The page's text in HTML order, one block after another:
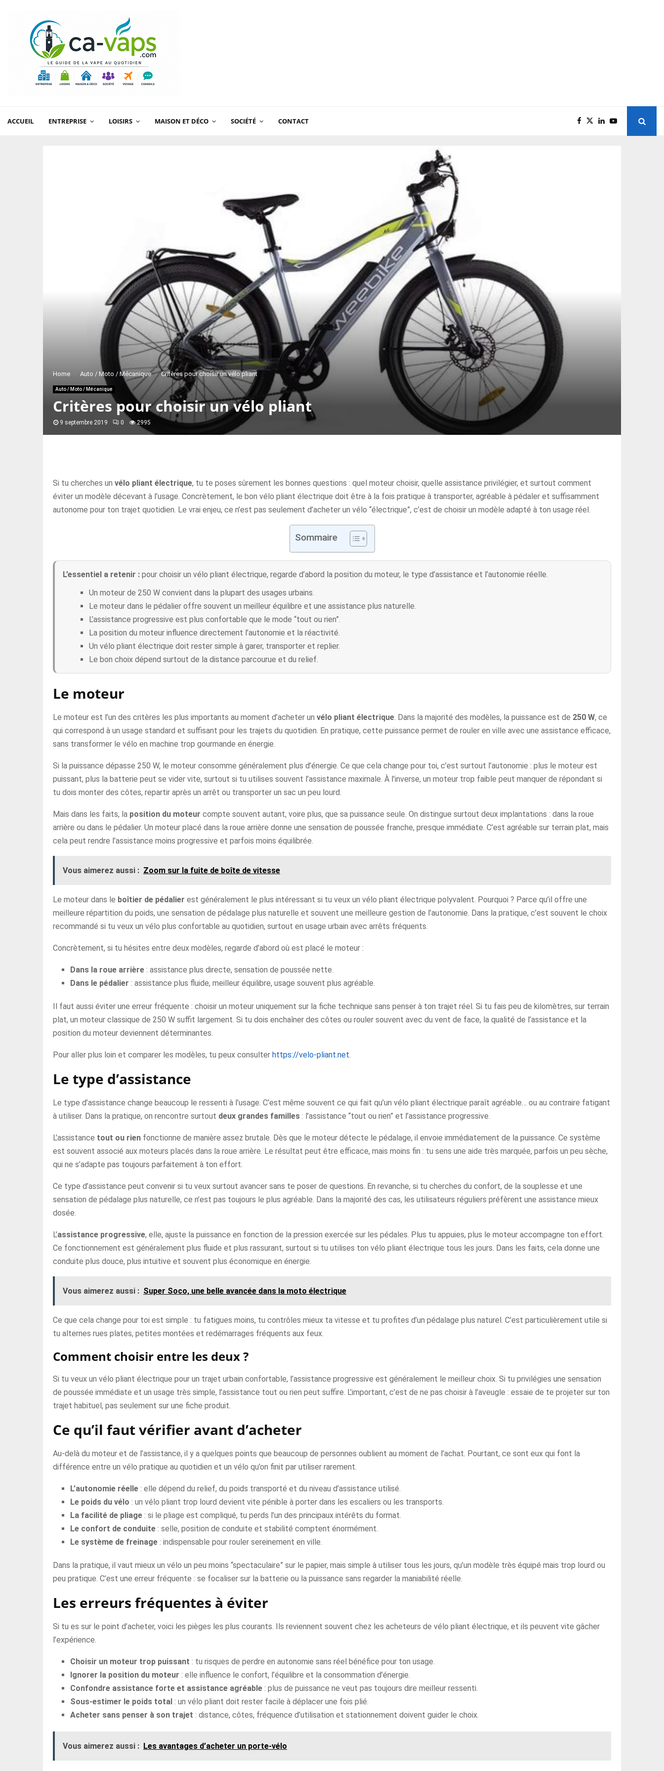
ACCUEIL ENTREPRISE LOISIRS MAISON ET DÉCO SOCIÉTÉ CONTACT
Home Auto / Moto / Mécanique Critères pour choisir un vélo pliant
Auto / Moto / Mécanique
Critères pour choisir un vélo pliant
9 septembre 2019 0 2995
Si tu cherches un vélo pliant électrique, tu te poses sûrement les bonnes questions : quel moteur choisir, quelle assistance privilégier, et surtout comment
éviter un modèle décevant à l’usage. Concrètement, le bon vélo pliant électrique doit être à la fois pratique à transporter, agréable à pédaler et suffisamment
autonome pour ton trajet quotidien. Le vrai enjeu, ce n’est pas seulement d’acheter un vélo “électrique”, c’est de choisir un modèle adapté à ton usage réel.
Sommaire
L’essentiel a retenir : pour choisir un vélo pliant électrique, regarde d’abord la position du moteur, le type d’assistance et l’autonomie réelle.
Un moteur de 250 W convient dans la plupart des usages urbains.
Le moteur dans le pédalier offre souvent un meilleur équilibre et une assistance plus naturelle.
L’assistance progressive est plus confortable que le mode “tout ou rien”.
La position du moteur influence directement l’autonomie et la réactivité.
Un vélo pliant électrique doit rester simple à garer, transporter et replier.
Le bon choix dépend surtout de la distance parcourue et du relief.
Le moteur
Le moteur est l’un des critères les plus importants au moment d’acheter un vélo pliant électrique. Dans la majorité des modèles, la puissance est de 250 W, ce
qui correspond à un usage standard et suffisant pour les trajets du quotidien. En pratique, cette puissance permet de rouler en ville avec une assistance efficace,
sans transformer le vélo en machine trop gourmande en énergie.
Si la puissance dépasse 250 W, le moteur consomme généralement plus d’énergie. Ce que cela change pour toi, c’est surtout l’autonomie : plus le moteur est
puissant, plus la batterie peut se vider vite, surtout si tu utilises souvent l’assistance maximale. À l’inverse, un moteur trop faible peut manquer de répondant si
tu dois monter des côtes, repartir après un arrêt ou transporter un sac un peu lourd.
Mais dans les faits, la position du moteur compte souvent autant, voire plus, que sa puissance seule. On distingue surtout deux implantations : dans la roue
arrière ou dans le pédalier. Un moteur placé dans la roue arrière donne une sensation de poussée franche, presque immédiate. C’est agréable sur terrain plat, mais
cela peut rendre l’assistance moins progressive et parfois moins équilibrée.
Vous aimerez aussi : Zoom sur la fuite de boîte de vitesse
Le moteur dans le boîtier de pédalier est généralement le plus intéressant si tu veux un vélo pliant électrique polyvalent. Pourquoi ? Parce qu’il offre une
meilleure répartition du poids, une sensation de pédalage plus naturelle et souvent une meilleure gestion de l’autonomie. Dans la pratique, c’est souvent le choix
recommandé si tu veux un vélo plus confortable au quotidien, surtout en usage urbain avec arrêts fréquents.
Concrètement, si tu hésites entre deux modèles, regarde d’abord où est placé le moteur :
Dans la roue arrière : assistance plus directe, sensation de poussée nette.
Dans le pédalier : assistance plus fluide, meilleur équilibre, usage souvent plus agréable.
Il faut aussi éviter une erreur fréquente : choisir un moteur uniquement sur la fiche technique sans penser à ton trajet réel. Si tu fais peu de kilomètres, sur terrain
plat, un moteur classique de 250 W suffit largement. Si tu dois enchaîner des côtes ou rouler souvent avec du vent de face, la qualité de l’assistance et la
position du moteur deviennent déterminantes.
Pour aller plus loin et comparer les modèles, tu peux consulter https://velo-pliant.net.
Le type d’assistance
Le type d’assistance change beaucoup le ressenti à l’usage. C’est même souvent ce qui fait qu’un vélo pliant électrique paraît agréable… ou au contraire fatigant
à utiliser. Dans la pratique, on rencontre surtout deux grandes familles : l’assistance “tout ou rien” et l’assistance progressive.
L’assistance tout ou rien fonctionne de manière assez brutale. Dès que le moteur détecte le pédalage, il envoie immédiatement de la puissance. Ce système
est souvent associé aux moteurs placés dans la roue arrière. Le résultat peut être efficace, mais moins fin : tu sens une aide très marquée, parfois un peu sèche,
qui ne s’adapte pas toujours parfaitement à ton effort.
Ce type d’assistance peut convenir si tu veux surtout avancer sans te poser de questions. En revanche, si tu cherches du confort, de la souplesse et une
sensation de pédalage plus naturelle, ce n’est pas toujours le plus agréable. Dans la majorité des cas, les utilisateurs réguliers préfèrent une assistance mieux
dosée.
L’assistance progressive, elle, ajuste la puissance en fonction de la pression exercée sur les pédales. Plus tu appuies, plus le moteur accompagne ton effort.
Ce fonctionnement est généralement plus fluide et plus rassurant, surtout si tu utilises ton vélo pliant électrique tous les jours. Dans les faits, cela donne une
conduite plus douce, plus intuitive et souvent plus économique en énergie.
Vous aimerez aussi : Super Soco, une belle avancée dans la moto électrique
Ce que cela change pour toi est simple : tu fatigues moins, tu contrôles mieux ta vitesse et tu profites d’un pédalage plus naturel. C’est particulièrement utile si
tu alternes rues plates, petites montées et redémarrages fréquents aux feux.
Comment choisir entre les deux ?
Si tu veux un vélo pliant électrique pour un trajet urbain confortable, l’assistance progressive est généralement le meilleur choix. Si tu privilégies une sensation
de poussée immédiate et un usage très simple, l’assistance tout ou rien peut suffire. L’important, c’est de ne pas choisir à l’aveugle : essaie de te projeter sur ton
trajet habituel, pas seulement sur une fiche produit.
Ce qu’il faut vérifier avant d’acheter
Au-delà du moteur et de l’assistance, il y a quelques points que beaucoup de personnes oublient au moment de l’achat. Pourtant, ce sont eux qui font la
différence entre un vélo pratique au quotidien et un vélo qu’on finit par utiliser rarement.
L’autonomie réelle : elle dépend du relief, du poids transporté et du niveau d’assistance utilisé.
Le poids du vélo : un vélo pliant trop lourd devient vite pénible à porter dans les escaliers ou les transports.
La facilité de pliage : si le pliage est compliqué, tu perds l’un des principaux intérêts du format.
Le confort de conduite : selle, position de conduite et stabilité comptent énormément.
Le système de freinage : indispensable pour rouler sereinement en ville.
Dans la pratique, il vaut mieux un vélo un peu moins “spectaculaire” sur le papier, mais simple à utiliser tous les jours, qu’un modèle très équipé mais trop lourd ou
peu pratique. C’est une erreur fréquente : se focaliser sur la batterie ou la puissance sans regarder la maniabilité réelle.
Les erreurs fréquentes à éviter
Si tu es sur le point d’acheter, voici les pièges les plus courants. Ils reviennent souvent chez les acheteurs de vélo pliant électrique, et ils peuvent vite gâcher
l’expérience.
Choisir un moteur trop puissant : tu risques de perdre en autonomie sans réel bénéfice pour ton usage.
Ignorer la position du moteur : elle influence le confort, l’équilibre et la consommation d’énergie.
Confondre assistance forte et assistance agréable : plus de puissance ne veut pas toujours dire meilleur ressenti.
Sous-estimer le poids total : un vélo pliant doit rester facile à déplacer une fois plié.
Acheter sans penser à son trajet : distance, côtes, fréquence d’utilisation et stationnement doivent guider le choix.
Vous aimerez aussi : Les avantages d’acheter un porte-vélo